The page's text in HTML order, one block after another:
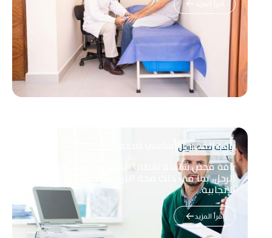
باقة الفحص الأساسي لصحة الرجل
باقة فحص شاملة تغطي الجوانب الرئيسية لصحة
الرجل، بما في ذلك صحة البروستاتا والوظيفة
الإنجابية.
اقرأ المزيد
باقات صحة الرجل